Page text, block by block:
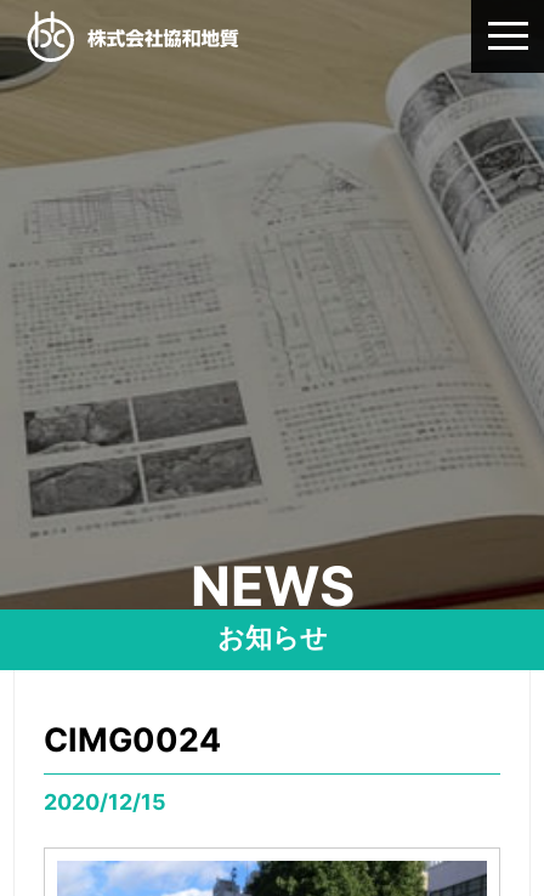
NEWS
お知らせ
CIMG0024
2020/12/15